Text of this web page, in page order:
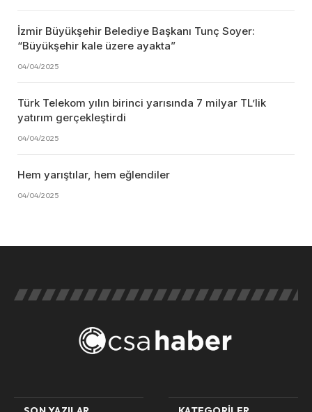
İzmir Büyükşehir Belediye Başkanı Tunç Soyer:
“Büyükşehir kale üzere ayakta”
04/04/2025
Türk Telekom yılın birinci yarısında 7 milyar TL’lik
yatırım gerçekleştirdi
04/04/2025
Hem yarıştılar, hem eğlendiler
04/04/2025